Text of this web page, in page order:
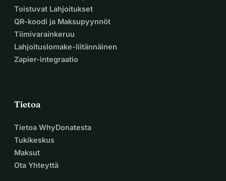
Toistuvat Lahjoitukset
QR-koodi ja Maksupyynnöt
Tiimivarainkeruu
Lahjoituslomake-liitännäinen
Zapier-integraatio
Tietoa
Tietoa WhyDonatesta
Tukikeskus
Maksut
Ota Yhteyttä